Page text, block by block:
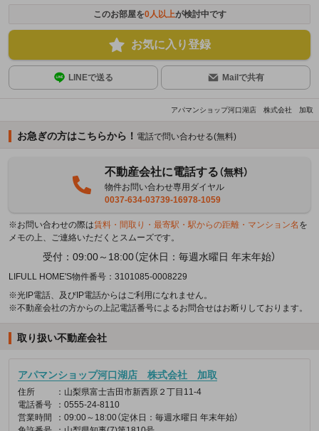
このお部屋を0人以上が検討中です
お気に入り登録
LINEで送る Mailで共有
アパマンショップ河口湖店 株式会社 加取
お急ぎの方はこちらから！ 電話で問い合わせる(無料)
不動産会社に電話する（無料）
物件お問い合わせ専用ダイヤル
0037-634-03739-16978-1059
※お問い合わせの際は賃料・間取り・最寄駅・駅からの距離・マンション名 を
メモの上、ご連絡いただくとスムーズです。
受付：09:00～18:00（定休日：毎週水曜日 年末年始）
LIFULL HOME'S物件番号：3101085-0008229
※光IP電話、及びIP電話からはご利用になれません。
※不動産会社の方からの上記電話番号によるお問合せはお断りしております。
取り扱い不動産会社
アパマンショップ河口湖店 株式会社 加取
住所
：山梨県富士吉田市新西原２丁目11-4
電話番号
：0555-24-8110
営業時間
：09:00～18:00（定休日：毎週水曜日 年末年始）